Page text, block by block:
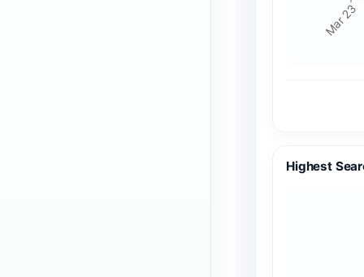
Mar 23
Highest